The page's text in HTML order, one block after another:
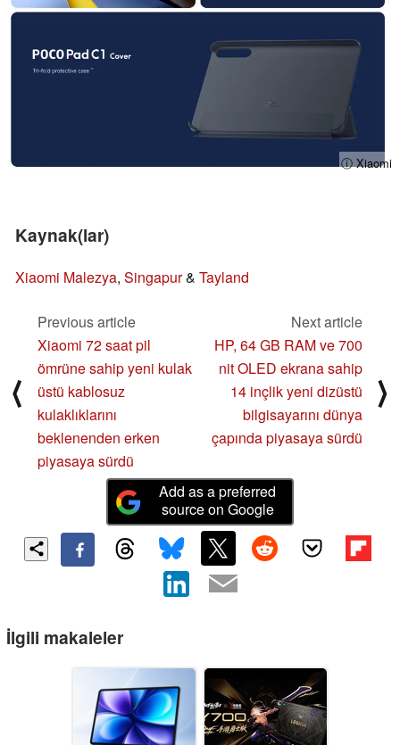
ⓘ Xiaomi
Kaynak(lar)
Xiaomi Malezya, Singapur& Tayland
⟨
Previous article
Xiaomi 72 saat pil
ömrüne sahip yeni kulak
üstü kablosuz
kulaklıklarını
beklenenden erken
piyasaya sürdü
Next article
HP, 64 GB RAM ve 700
nit OLED ekrana sahip
14 inçlik yeni dizüstü
bilgisayarını dünya
çapında piyasaya sürdü
⟩
Add as a preferred
source on Google
İlgili makaleler